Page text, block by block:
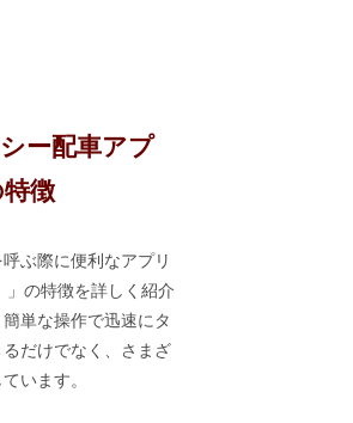
ー配車アプ
徴
ぶ際に便利なアプリ
」の特徴を詳しく紹介
単な操作で迅速にタ
だけでなく、さまざ
います。